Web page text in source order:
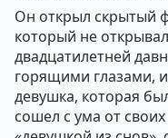
Он открыл скрытый
который не
двадцатилетней
горящими глазами,
девушка, которая
сошел с ума от